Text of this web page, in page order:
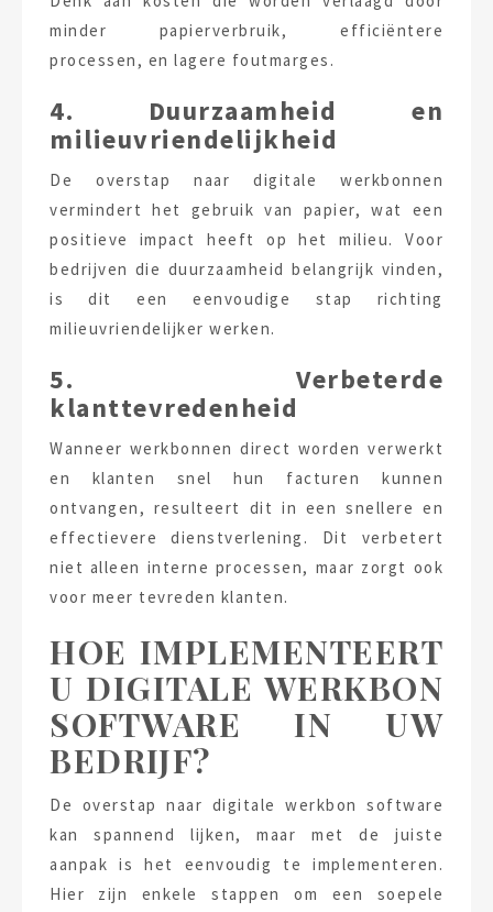
minder papierverbruik, efficiëntere
processen, en lagere foutmarges.
4. Duurzaamheid en
milieuvriendelijkheid
De overstap naar digitale werkbonnen
vermindert het gebruik van papier, wat een
positieve impact heeft op het milieu. Voor
bedrijven die duurzaamheid belangrijk vinden,
is dit een eenvoudige stap richting
milieuvriendelijker werken.
5. Verbeterde
klanttevredenheid
Wanneer werkbonnen direct worden verwerkt
en klanten snel hun facturen kunnen
ontvangen, resulteert dit in een snellere en
effectievere dienstverlening. Dit verbetert
niet alleen interne processen, maar zorgt ook
voor meer tevreden klanten.
HOE IMPLEMENTEERT
U DIGITALE WERKBON
SOFTWARE IN UW
BEDRIJF?
De overstap naar digitale werkbon software
kan spannend lijken, maar met de juiste
aanpak is het eenvoudig te implementeren.
Hier zijn enkele stappen om een soepele